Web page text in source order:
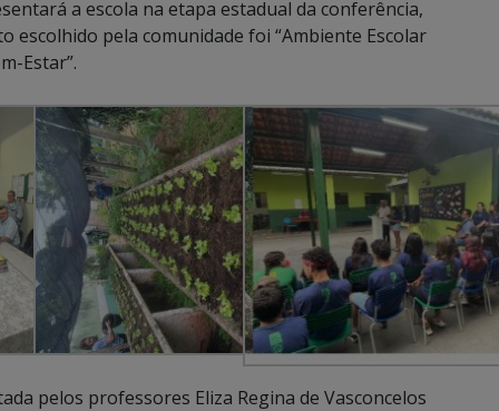
a escola na etapa estadual da conferência,
escolhido pela comunidade foi “Ambiente Escolar
Estar”.
pelos professores Eliza Regina de Vasconcelos